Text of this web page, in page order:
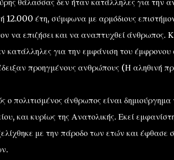
θάλασσας δεν ήταν κατάλληλες για την
12.000 έτη, σύμφωνα με αρμόδιους
να επιζήσει και να αναπτυχθεί άνθρωπος.
κατάλληλες για την εμφάνιση του
προηγμένους ανθρώπους (Η αληθινή
ο πολιτισμένος άνθρωπος είναι
και κυρίως της Ανατολικής. Εκεί
με την πάροδο των ετών και